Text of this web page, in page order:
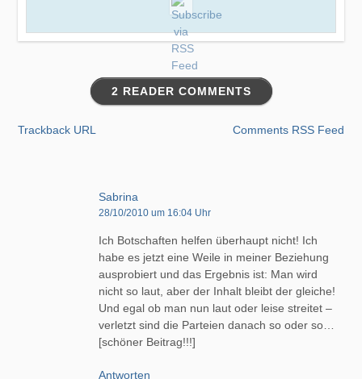
2 READER COMMENTS
Trackback URL Comments RSS Feed
Sabrina
28/10/2010 um 16:04 Uhr
Ich Botschaften helfen überhaupt nicht! Ich
habe es jetzt eine Weile in meiner Beziehung
ausprobiert und das Ergebnis ist: Man wird
nicht so laut, aber der Inhalt bleibt der gleiche!
Und egal ob man nun laut oder leise streitet –
verletzt sind die Parteien danach so oder so…
[schöner Beitrag!!!]
Antworten